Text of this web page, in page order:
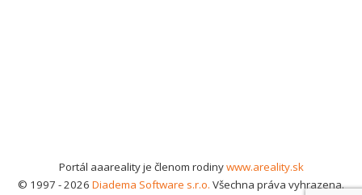
Portál aaareality je členom rodinywww.areality.sk
© 1997 - 2026 Diadema Software s.r.o. Všechna práva vyhrazena.